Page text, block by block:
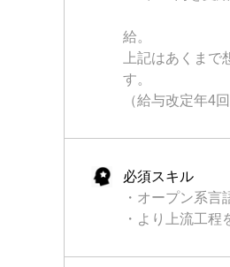
45時間を
給。
上記はあくま
す。
（給与改定年4回
必須スキル
・オープン系言
・より上流工